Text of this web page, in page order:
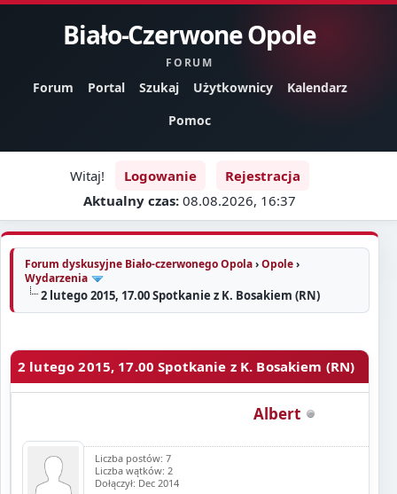
Biało-Czerwone Opole
FORUM
Forum Portal Szukaj Użytkownicy
Kalendarz
Pomoc
Witaj! Logowanie
Rejestracja
Aktualny czas: 08.08.2026, 16:37
Forum dyskusyjne Biało-czerwonego Opola›Opole›
Wydarzenia
2 lutego 2015, 17.00 Spotkanie z K. Bosakiem (RN)
2 lutego 2015, 17.00 Spotkanie z K. Bosakiem (RN)
Albert
Liczba postów: 7
Liczba wątków: 2
Dołączył: Dec 2014